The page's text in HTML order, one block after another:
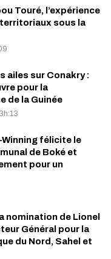
Touré, l’expérience
sous la
ailes sur Conakry :
pour la
de la Guinée
félicite le
de Boké et
pour un
nomination de Lionel
Général pour la
du Nord, Sahel et